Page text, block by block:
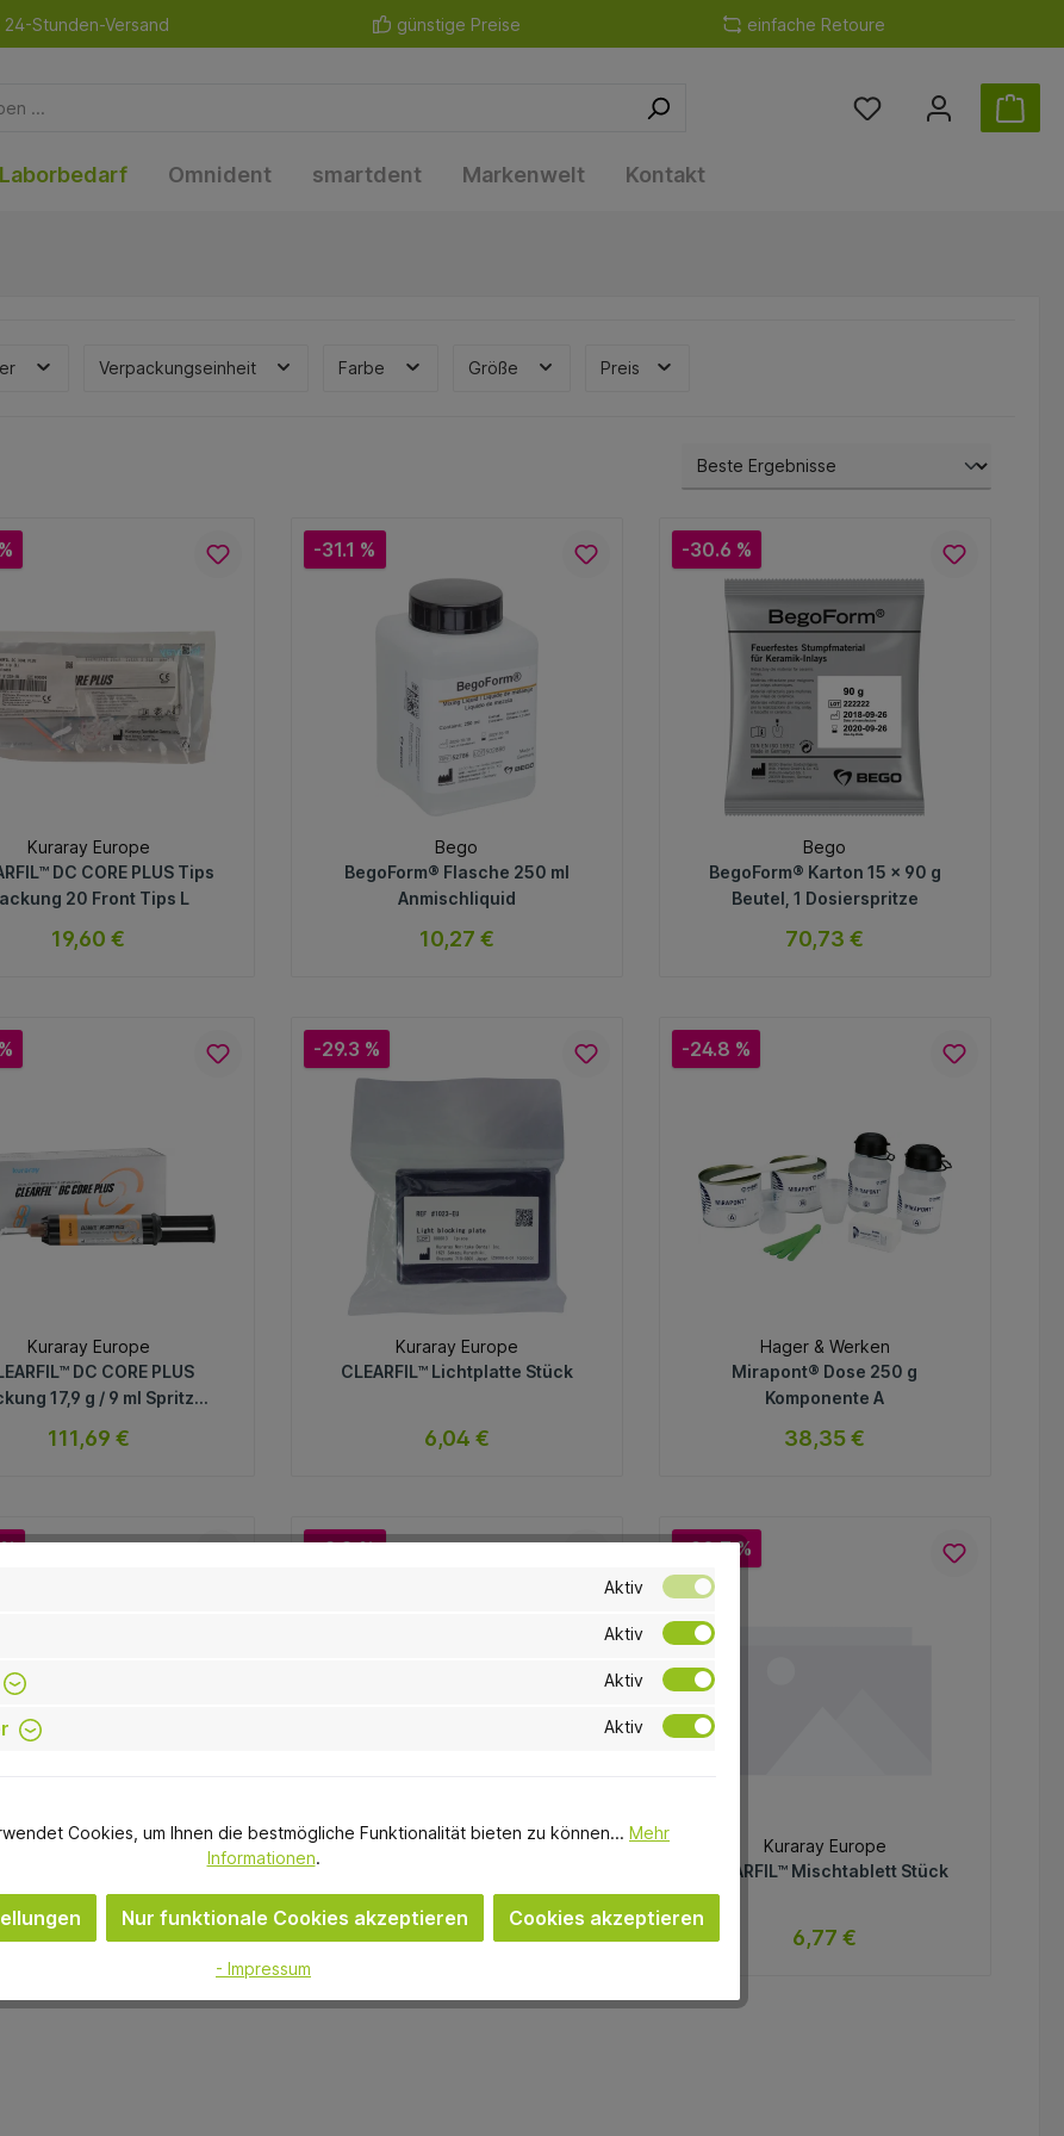
24-Stunden-Versand günstige Preise einfache Retoure
Laborbedarf Omnident smartdent Markenwelt Kontakt
Verpackungseinheit Farbe Größe Preis
Kuraray Europe
DC CORE PLUS Tips
20 Front Tips L
19,60 €
-31.1 %
Bego
BegoForm® Flasche 250 ml
Anmischliquid
10,27 €
-30.6 %
Bego
BegoForm® Karton 15 x 90 g
Beutel, 1 Dosierspritze
70,73 €
Kuraray Europe
DC CORE PLUS
17,9 g / 9 ml Spritze
Tips L, 10 Front Tips S
111,69 €
-29.3 %
Kuraray Europe
CLEARFIL™ Lichtplatte Stück
6,04 €
-24.8 %
Hager & Werken
Mirapont® Dose 250 g
Komponente A
38,35 €
Dreve Dentamid
Füllstoff
10,60 €
-3.8 %
Picodent
115,74 €
-20.7 %
Kuraray Europe
CLEARFIL™ Mischtablett Stück
6,77 €
Aktiv
Aktiv
Aktiv
Aktiv
Cookies, um Ihnen die bestmögliche Funktionalität bieten zu können... Mehr
Informationen.
Nur funktionale Cookies akzeptieren Cookies akzeptieren
- Impressum